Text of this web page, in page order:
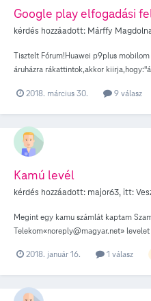
Google play elfogadási
kérdés hozzáadott: Márffy
Tisztelt Fórum!Huawei p9plus
áruházra rákattintok,akkor
miért,miközben folyamatosan be
2018. március 30. 9 válasz
Kamú levél
kérdés hozzáadott: major63, itt:
Megint egy kamu számlát kaptam
Telekom«noreply@magyar.net»
ugyfelszolgalaton belepes utan
2018. január 16. 1 válasz